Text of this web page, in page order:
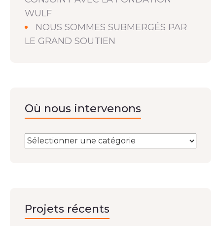
WULF
NOUS SOMMES SUBMERGÉS PAR
LE GRAND SOUTIEN
Où nous intervenons
Projets récents